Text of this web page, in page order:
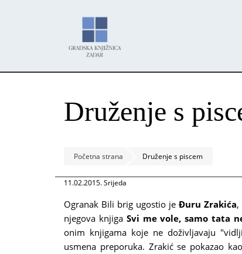
Druženje s
Početna strana Druženje s piscem
11.02.2015. Srijeda
Ogranak Bili brig ugostio je Đuru Zrakića,
njegova knjiga Svi me vole, samo tata
onim knjigama koje ne doživljavaju
usmena preporuka. Zrakić se pokazao